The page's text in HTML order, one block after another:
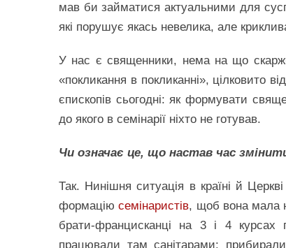
мав би займатися актуальними для
які порушує якась невелика, але
У нас є священники, нема на що
«покликання в покликанні», цілковито
єпископів сьогодні: як формувати
до якого в семінарії ніхто не готував.
Чи означає це, що настав час
Так. Нинішня ситуація в країні й
формаціюсемінаристів, щоб вона мала
брати-францисканці на 3 і 4 курсах
працювали там санітарами: